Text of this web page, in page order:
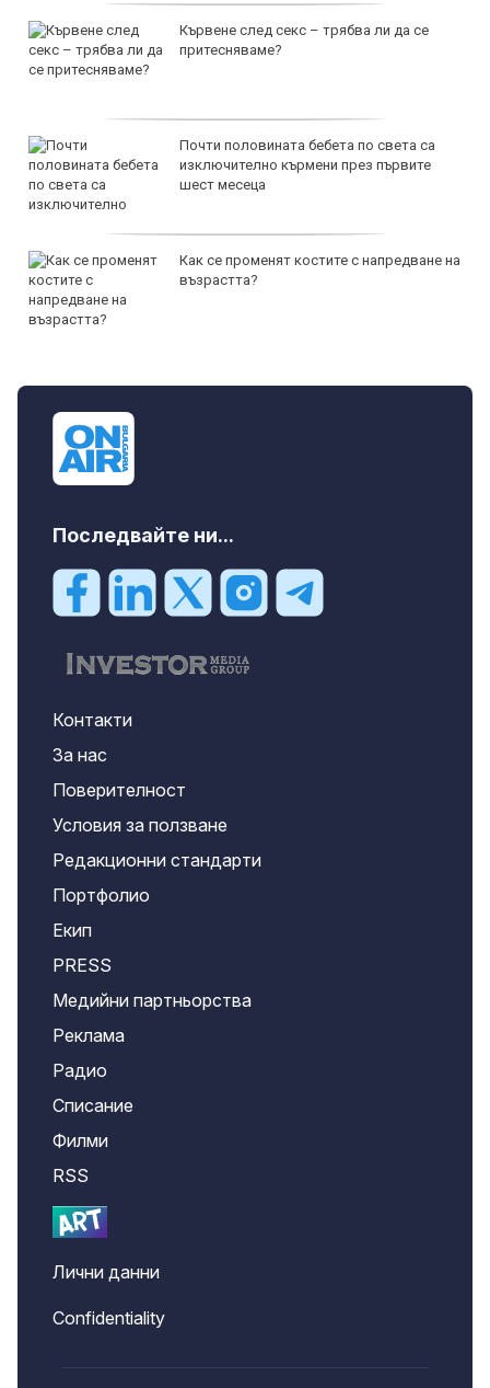
Кървене след секс – трябва ли да се
притесняваме?
Почти половината бебета по света са
изключително кърмени през първите
шест месеца
Как се променят костите с напредване на
възрастта?
Последвайте ни...
Контакти
За нас
Поверителност
Условия за ползване
Редакционни стандарти
Портфолио
Екип
PRESS
Медийни партньорства
Реклама
Радио
Списание
Филми
RSS
Лични данни
Confidentiality